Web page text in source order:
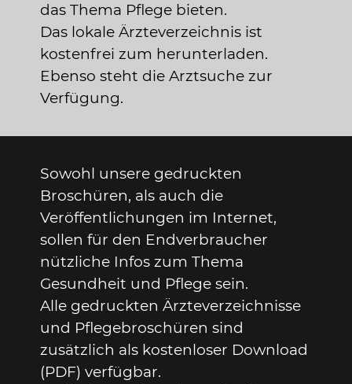
das Thema Pflege bieten.
Das lokale Ärzteverzeichnis ist
kostenfrei zum herunterladen.
Ebenso steht die Arztsuche zur
Verfügung.
Sowohl unsere gedruckten
Broschüren, als auch die
Veröffentlichungen im Internet,
sollen für den Endverbraucher
nützliche Infos zum Thema
Gesundheit und Pflege sein.
Alle gedruckten Ärzteverzeichnisse
und Pflegebroschüren sind
zusätzlich als kostenloser Download
(PDF) verfügbar.